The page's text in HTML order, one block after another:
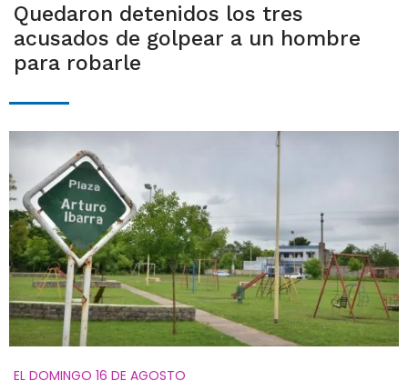
Quedaron detenidos los tres
acusados de golpear a un hombre
para robarle
EL DOMINGO 16 DE AGOSTO